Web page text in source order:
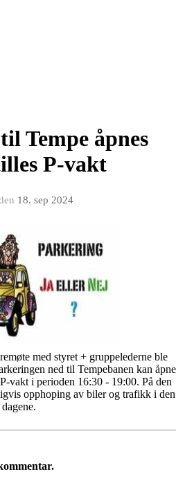
Tempe åpnes
P-vakt
18. sep 2024
med styret + gruppelederne ble
ned til Tempebanen kan
vakt i perioden 16:30 - 19:00. På den
opphoping av biler og trafikk i den